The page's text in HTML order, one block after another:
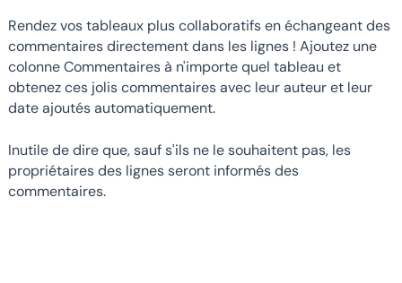
Rendez vos tableaux plus collaboratifs en échangeant des
commentaires directement dans les lignes ! Ajoutez une
colonne Commentaires à n'importe quel tableau et
obtenez ces jolis commentaires avec leur auteur et leur
date ajoutés automatiquement.
Inutile de dire que, sauf s'ils ne le souhaitent pas, les
propriétaires des lignes seront informés des
commentaires.